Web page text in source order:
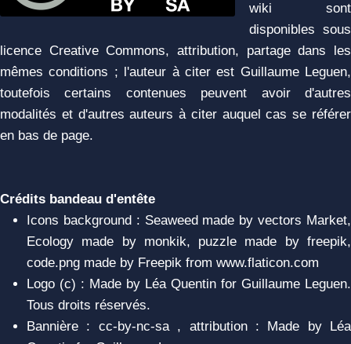
wiki sont
disponibles sous
licence Creative Commons, attribution, partage dans les
mêmes conditions ; l'auteur à citer est Guillaume Leguen,
toutefois certains contenues peuvent avoir d'autres
modalités et d'autres auteurs à citer auquel cas se référer
en bas de page.
Crédits bandeau d'entête
Icons background : Seaweed made by vectors Market,
Ecology made by monkik, puzzle made by freepik,
code.png made by Freepik from www.flaticon.com
Logo (c) : Made by Léa Quentin for Guillaume Leguen.
Tous droits réservés.
Bannière : cc-by-nc-sa , attribution : Made by Léa